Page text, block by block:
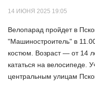
14 ИЮНЯ 2025 19:05
Велопарад пройдет в
"Машиностроитель" в
костюм. Возраст — от 14
кататься на велосипеде.
центральным улицам